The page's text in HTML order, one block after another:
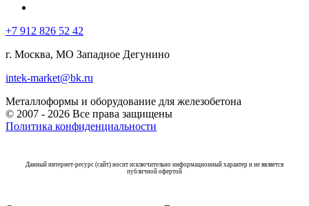
+7 912 826 52 42
г. Москва, МО Западное Дегунино
intek-market@bk.ru
Металлоформы и оборудование для железобетона
© 2007 - 2026 Все права защищены
Политика конфиденциальности
Данный интернет-ресурс (сайт) носит исключительно информационный характер и не является
публичной офертой